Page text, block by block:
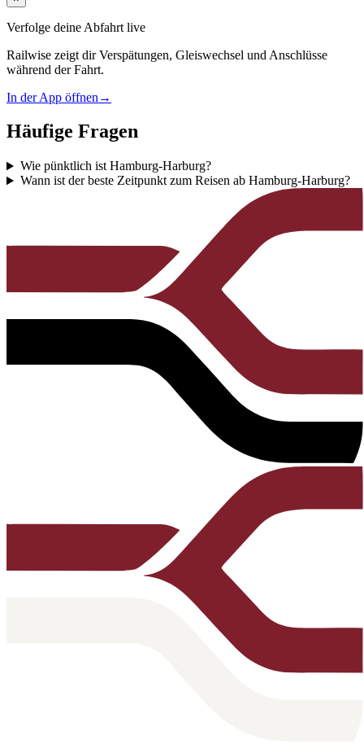
Verfolge deine Abfahrt live
Railwise zeigt dir Verspätungen, Gleiswechsel und Anschlüsse
während der Fahrt.
In der App öffnen →
Häufige Fragen
Wie pünktlich ist Hamburg-Harburg?
Wann ist der beste Zeitpunkt zum Reisen ab Hamburg-Harburg?